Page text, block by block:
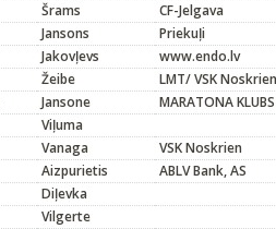
Šrams
CF-Jelgava
Jansons
Priekuļi
Jakovļevs
www.endo.lv
Žeibe
LMT/ VSK Noskrien
Jansone
MARATONA KLUBS
Viļuma
Vanaga
VSK Noskrien
Aizpurietis
ABLV Bank, AS
Diļevka
Vilgerte